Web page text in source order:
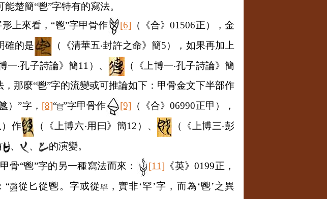
楚簡“鬯”字特有的寫法。
上來看，“鬯”字甲骨作 [6] （《合》01506正），金
確的是 （《清華五‧封許之命》簡5），如果再加上
一‧孔子詩論》簡11 ）、 （《上博一‧孔子詩論》簡
，那麼“鬯”字的流變或可推論如下：甲骨金文下半部作
簋）”字， [8]“ ”字甲骨作 [9] （《合》06990正甲），
）作 （《上博六‧用曰》簡12 ）、 （《上博三‧彭
、 、
的演變。
骨“鬯”字的另一種寫法而來：
[11] 《英》0199正，
“ 從匕從鬯。字或從
，實非‘罕’字，而為‘鬯’之異